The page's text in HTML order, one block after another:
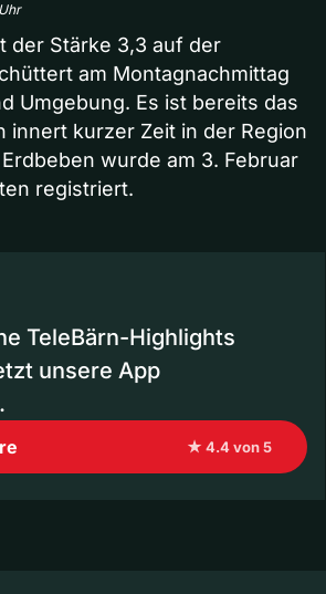
der Stärke 3,3 auf der
am Montagnachmittag
Umgebung. Es ist bereits das
innert kurzer Zeit in der Region
wurde am 3. Februar
registriert.
TeleBärn-Highlights
unsere App
★ 4.4 von 5